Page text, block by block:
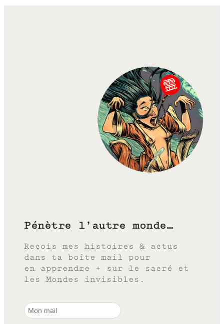
Pénètre l’autre monde…
Reçois mes histoires & actus
dans ta boîte mail pour
en apprendre + sur le sacré et
les Mondes invisibles.